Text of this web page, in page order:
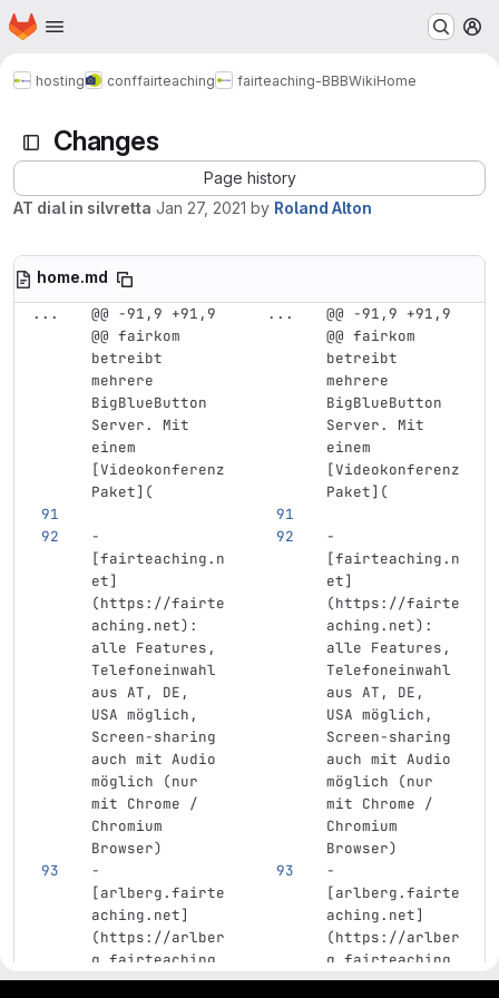
Skip to main content
Homepage
hosting conffairteaching fairteaching-BBBWikiHome
Changes
Page history
AT dial in silvretta Jan 27, 2021 by Roland Alton
home.md
...
@@ -91,9 +91,9
@@ fairkom
betreibt
mehrere
BigBlueButton
Server. Mit
einem
[Videokonferenz
Paket](
...
@@ -91,9 +91,9
@@ fairkom
betreibt
mehrere
BigBlueButton
Server. Mit
einem
[Videokonferenz
Paket](
-
[fairteaching.n
et]
(https://fairte
aching.net) :
alle Features,
Telefoneinwahl
aus AT, DE,
USA möglich,
Screen-sharing
auch mit Audio
möglich (nur
mit Chrome /
Chromium
Browser)
-
[fairteaching.n
et]
(https://fairte
aching.net) :
alle Features,
Telefoneinwahl
aus AT, DE,
USA möglich,
Screen-sharing
auch mit Audio
möglich (nur
mit Chrome /
Chromium
Browser)
-
[arlberg.fairte
aching.net]
(https://arlber
g.fairteaching.
net): alle
-
[arlberg.fairte
aching.net]
(https://arlber
g.fairteaching.
net): alle